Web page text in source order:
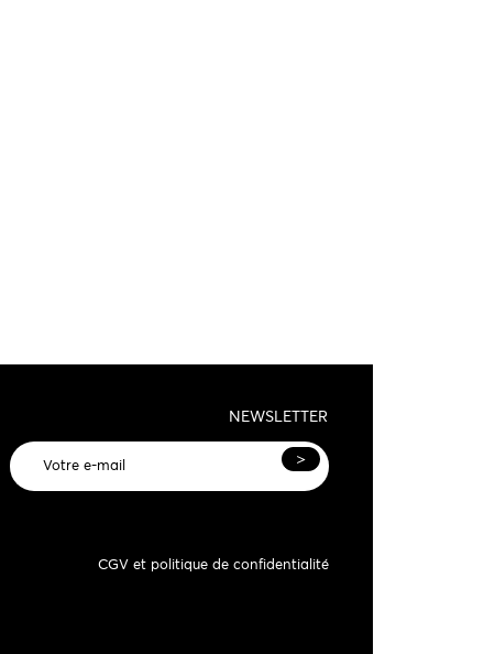
NEWSLETTER
>
CGV et politique de confidentialité